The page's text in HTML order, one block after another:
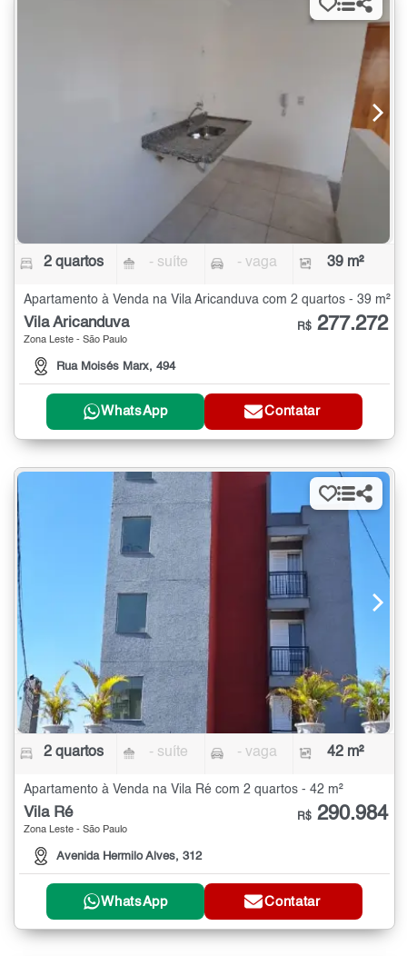
2 quartos - suíte - vaga 39 m²
Apartamento à Venda na Vila Aricanduva com 2 quartos - 39 m²
Vila Aricanduva
Zona Leste - São Paulo
Rua Moisés Marx, 494
R$ 277.272
WhatsApp Contatar
2 quartos - suíte - vaga 42 m²
Apartamento à Venda na Vila Ré com 2 quartos - 42 m²
Vila Ré
Zona Leste - São Paulo
Avenida Hermilo Alves, 312
R$ 290.984
WhatsApp Contatar